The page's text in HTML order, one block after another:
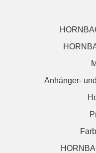
Anhänger-